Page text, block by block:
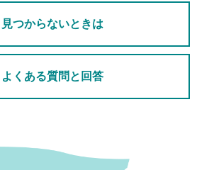
見つからないときは
よくある質問と回答